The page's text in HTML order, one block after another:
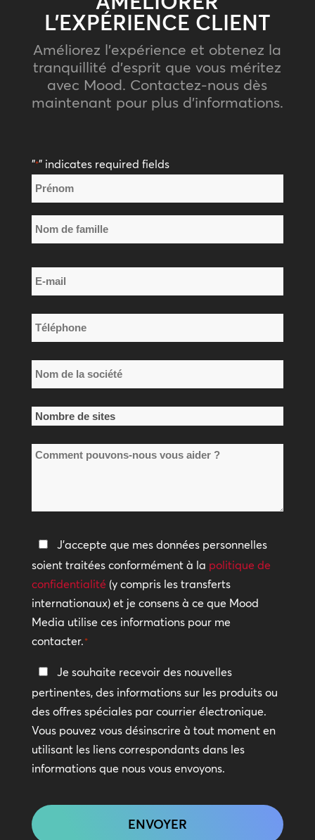
L’EXPÉRIENCE CLIENT
Améliorez l’expérience et obtenez la
tranquillité d’esprit que vous méritez
avec Mood. Contactez-nous dès
maintenant pour plus d’informations.
"*" indicates required fields
Nom
*
de
E-
mail
*
Téléphone
*
Nom
de
la
société
*
Nombre
sites
Comment
vous
Politique
de
confidentialité
*
J'accepte que mes données personnelles
soient traitées conformément à la politique de
confidentialité (y compris les transferts
internationaux) et je consens à ce que Mood
Media utilise ces informations pour me
contacter.*
Restez
en
contact
Je souhaite recevoir des nouvelles
pertinentes, des informations sur les produits ou
des offres spéciales par courrier électronique.
Vous pouvez vous désinscrire à tout moment en
utilisant les liens correspondants dans les
informations que nous vous envoyons.